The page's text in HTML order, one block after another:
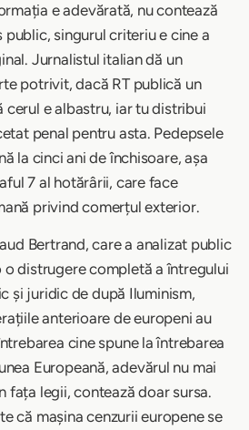
e adevărată, nu contează
public, singurul criteriu e cine a
Jurnalistul italian dă un
potrivit, dacă RT publică un
cerul e albastru, iar tu distribui
penal pentru asta. Pedepsele
la cinci ani de închisoare, așa
7 al hotărârii, care face
privind comerțul exterior.
Bertrand, care a analizat public
o distrugere completă a întregului
și juridic de după Iluminism,
anterioare de europeni au
cine spune la întrebarea
Europeană, adevărul nu mai
fața legii, contează doar sursa.
că mașina cenzurii europene se